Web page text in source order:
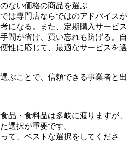
ない価格の商品を選ぶ
は専門店ならではのアドバイスが
になる。また、定期購入サービス
間が省け、買い忘れも防げる。自
性に応じて、最適なサービスを選
ぶことで、信頼できる事業者と出
品・食料品は多岐に渡りますが、
選択が重要です。
て、ベストな選択をしてくださ